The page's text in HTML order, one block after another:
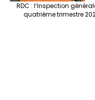
RDC : l’Inspection
quatrième trimestre